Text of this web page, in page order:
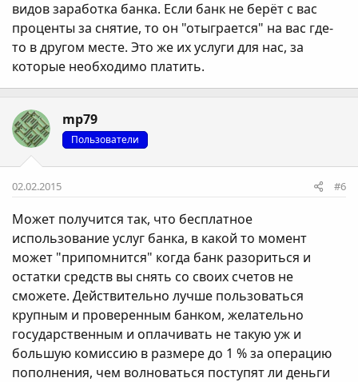
видов заработка банка. Если банк не берёт с вас
проценты за снятие, то он "отыграется" на вас где-
то в другом месте. Это же их услуги для нас, за
которые необходимо платить.
mp79
Пользователи
02.02.2015 #6
Может получится так, что бесплатное
использование услуг банка, в какой то момент
может "припомнится" когда банк разориться и
остатки средств вы снять со своих счетов не
сможете. Действительно лучше пользоваться
крупным и проверенным банком, желательно
государственным и оплачивать не такую уж и
большую комиссию в размере до 1 % за операцию
пополнения, чем волноваться поступят ли деньги